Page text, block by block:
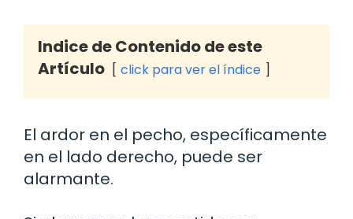
Indice de Contenido de este
Artículo
click para ver el índice
El ardor en el pecho, específicamente
en el lado derecho, puede ser
alarmante.